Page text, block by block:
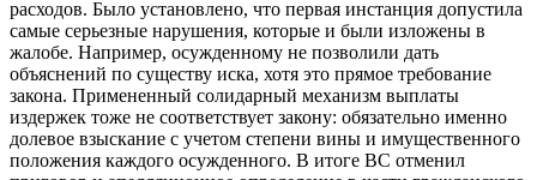
расходов. Было установлено, что первая инстанция допустила
самые серьезные нарушения, которые и были изложены в
жалобе. Например, осужденному не позволили дать
объяснений по существу иска, хотя это прямое требование
закона. Примененный солидарный механизм выплаты
издержек тоже не соответствует закону: обязательно именно
долевое взыскание с учетом степени вины и имущественного
положения каждого осужденного. В итоге ВС отменил